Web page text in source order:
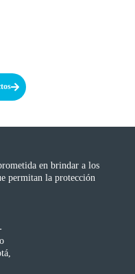
en brindar a los
permitan la protección